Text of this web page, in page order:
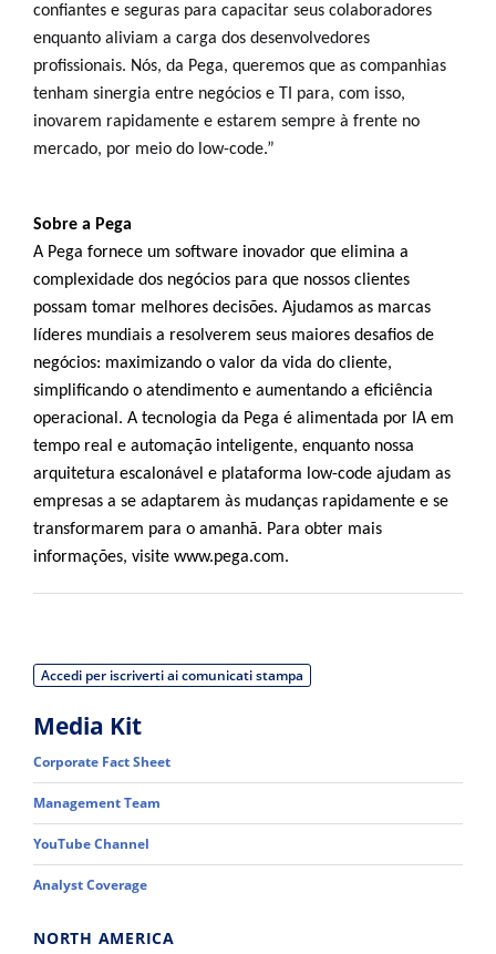
confiantes e seguras para capacitar seus colaboradores
enquanto aliviam a carga dos desenvolvedores
profissionais. Nós, da Pega, queremos que as companhias
tenham sinergia entre negócios e TI para, com isso,
inovarem rapidamente e estarem sempre à frente no
mercado, por meio do low-code.”
Sobre a Pega
A Pega fornece um software inovador que elimina a
complexidade dos negócios para que nossos clientes
possam tomar melhores decisões. Ajudamos as marcas
líderes mundiais a resolverem seus maiores desafios de
negócios: maximizando o valor da vida do cliente,
simplificando o atendimento e aumentando a eficiência
operacional. A tecnologia da Pega é alimentada por IA em
tempo real e automação inteligente, enquanto nossa
arquitetura escalonável e plataforma low-code ajudam as
empresas a se adaptarem às mudanças rapidamente e se
transformarem para o amanhã. Para obter mais
informações, visite www.pega.com.
Accedi per iscriverti ai comunicati stampa
Media Kit
Corporate Fact Sheet
Management Team
YouTube Channel
Analyst Coverage
NORTH AMERICA